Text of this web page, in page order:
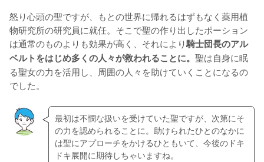
怒り心頭の聖ですが、もとの世界に帰れるはずもなく薬用植
物研究所の研究員に就任。そこで聖の作り出したポーション
は通常のものよりも効果が高く、それにより騎士団長のアル
ベルトをはじめ多くの人々が救われることに。 聖は自身に眠
る聖女の力を活用し、周囲の人々を助けていくことになるの
でした。
最初は不憫な扱いを受けていた聖ですが、次第にそ
の力を認められることに。助けられたひとのなかに
は聖にアプローチをかけるひともいて、今後のドキ
ドキ展開に期待しちゃいますね。